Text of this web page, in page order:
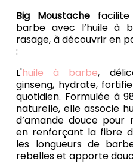
Big Moustache
barbe avec l’huile à
rasage, à découvrir en
:
L'huile à barbe,
ginseng, hydrate,
quotidien. Formulée à
naturelle, elle associe
d’amande douce
en renforçant la fibre
les longueurs de
rebelles et apporte